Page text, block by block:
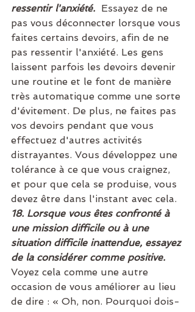
ressentir l'anxiété. Essayez de ne
pas vous déconnecter lorsque vous
faites certains devoirs, afin de ne
pas ressentir l'anxiété. Les gens
laissent parfois les devoirs devenir
une routine et le font de manière
très automatique comme une sorte
d'évitement. De plus, ne faites pas
vos devoirs pendant que vous
effectuez d'autres activités
distrayantes. Vous développez une
tolérance à ce que vous craignez,
et pour que cela se produise, vous
devez être dans l'instant avec cela.
18. Lorsque vous êtes confronté à
une mission difficile ou à une
situation difficile inattendue, essayez
de la considérer comme positive.
Voyez cela comme une autre
occasion de vous améliorer au lieu
de dire : « Oh, non. Pourquoi dois-